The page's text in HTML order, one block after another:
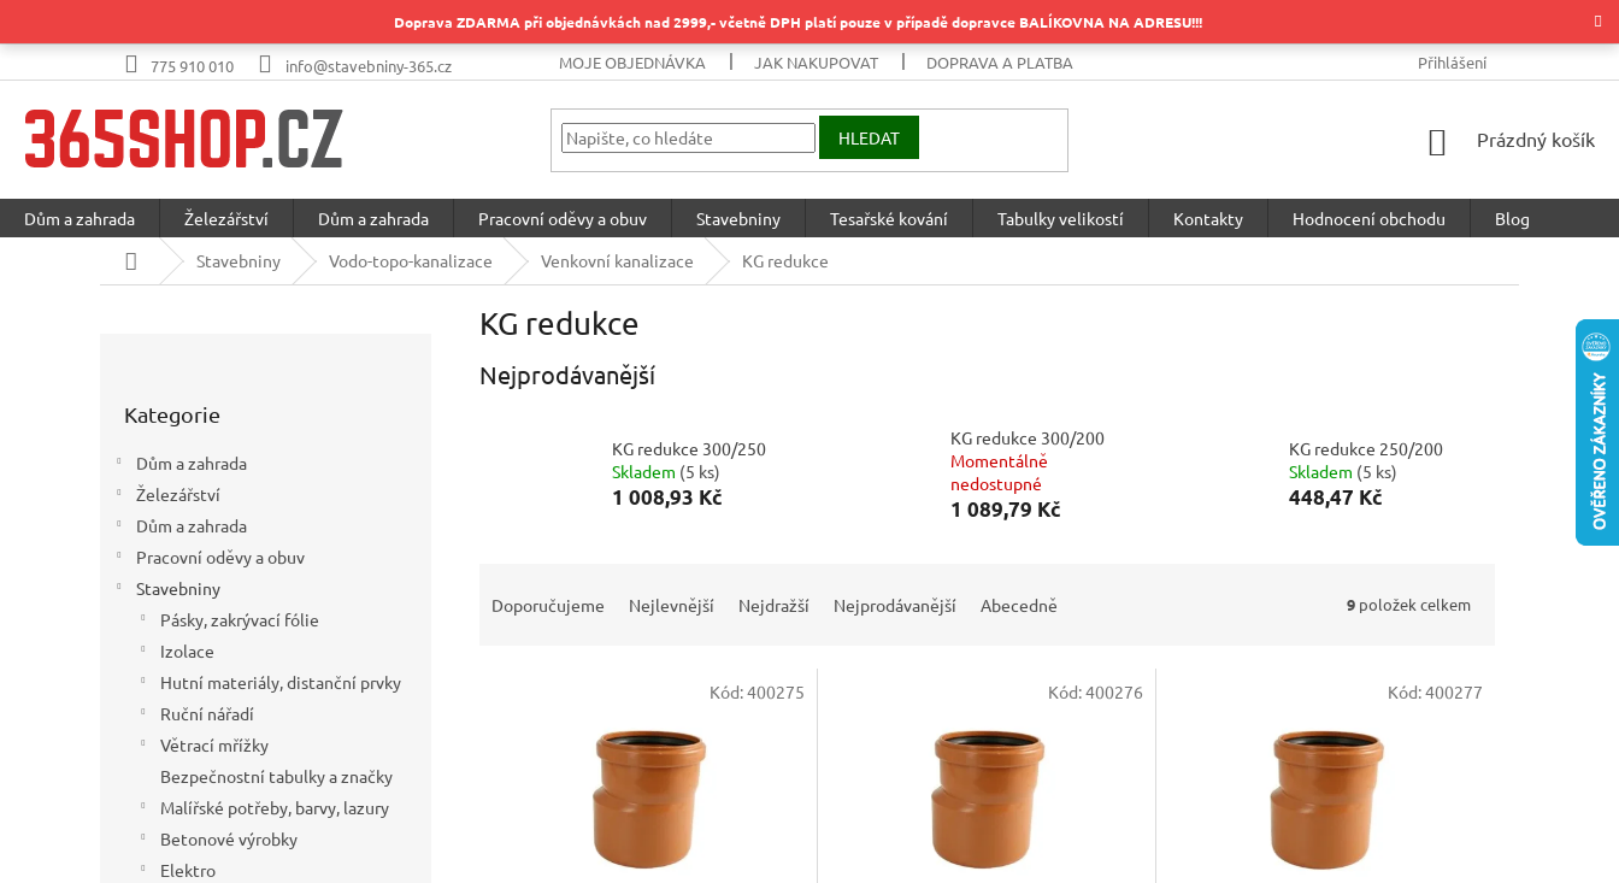
Doprava ZDARMA při objednávkách nad 2999,- včetně DPH platí pouze v případě dopravce BALÍKOVNA NA ADRESU!!!
775 910 010 info@stavebniny-365.cz MOJE OBJEDNÁVKA JAK NAKUPOVAT DOPRAVA A PLATBA PODMÍNKY OCHRANY OSOBNÍCH
Přihlášení
HLEDAT
NÁKUPNÍ
Prázdný košík
Dům a zahrada Železářství Dům a zahrada Pracovní oděvy a obuv Stavebniny Tesařské kování Tabulky velikostí Kontakty Hodnocení obchodu
Blog
Domů Stavebniny Vodo-topo-kanalizace Venkovní kanalizace KG redukce
kategorie
Kategorie
Dům a zahrada
Železářství
Dům a zahrada
Pracovní oděvy a obuv
Stavebniny
Pásky, zakrývací fólie
Izolace
Hutní materiály, distanční prvky
Ruční nářadí
Větrací mřížky
Bezpečnostní tabulky a značky
Malířské potřeby, barvy, lazury
Betonové výrobky
Elektro
KG redukce
Nejprodávanější
KG redukce 300/250
Skladem (5 ks)
1 008,93 Kč
KG redukce 300/200
Momentálně
nedostupné
1 089,79 Kč
KG redukce 250/200
Skladem (5 ks)
448,47 Kč
Doporučujeme Nejlevnější Nejdražší Nejprodávanější Abecedně 9 položek celkem
Kód:400275 Kód:400276 Kód:400277